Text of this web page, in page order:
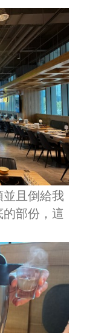
且倒給我
部份，這